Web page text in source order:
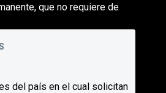
que no requiere de
del país en el cual solicitan